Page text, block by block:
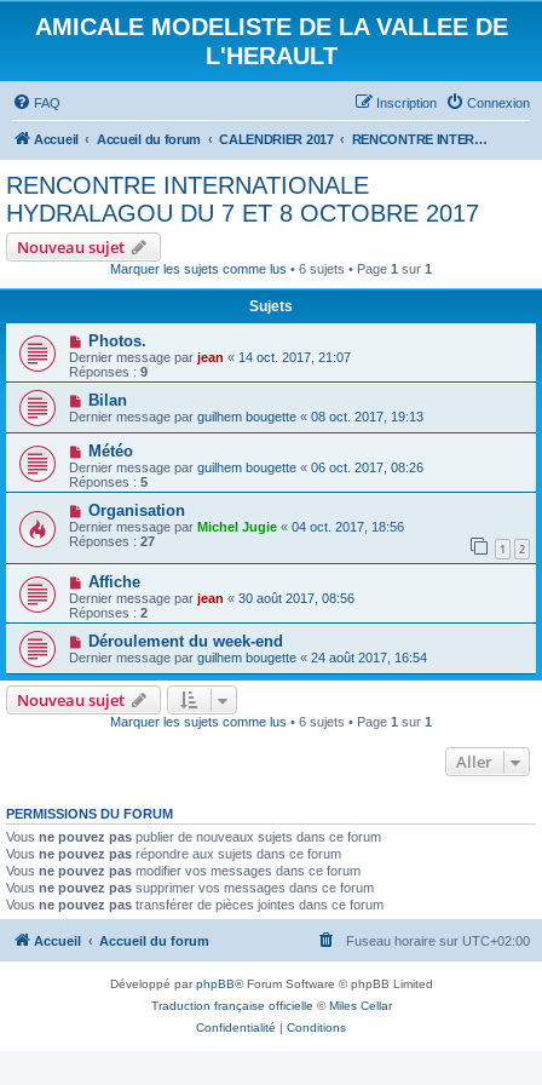
AMICALE MODELISTE DE LA VALLEE DE
L'HERAULT
FAQ Connexion
Inscription
Accueil Accueil du forum CALENDRIER 2017 RENCONTRE INTERNATIONALE HYDRALAGOU DU 7 ET 8 OCTOBRE 2017
RENCONTRE INTERNATIONALE
HYDRALAGOU DU 7 ET 8 OCTOBRE 2017
Nouveau sujet
Marquer les sujets comme lus • 6 sujets • Page 1 sur 1
Sujets
Photos.
Dernier message par jean « 14 oct. 2017, 21:07
Réponses : 9
Bilan
Dernier message par guilhem bougette « 08 oct. 2017, 19:13
Météo
Dernier message par guilhem bougette « 06 oct. 2017, 08:26
Réponses : 5
Organisation
Dernier message par Michel Jugie « 04 oct. 2017, 18:56
Réponses : 27 1 2
Affiche
Dernier message par jean « 30 août 2017, 08:56
Réponses : 2
Déroulement du week-end
Dernier message par guilhem bougette « 24 août 2017, 16:54
Nouveau sujet
Marquer les sujets comme lus • 6 sujets • Page 1 sur 1
Aller
PERMISSIONS DU FORUM
Vous ne pouvez pas publier de nouveaux sujets dans ce forum
Vous ne pouvez pas répondre aux sujets dans ce forum
Vous ne pouvez pas modifier vos messages dans ce forum
Vous ne pouvez pas supprimer vos messages dans ce forum
Vous ne pouvez pas transférer de pièces jointes dans ce forum
Accueil Accueil du forum Fuseau horaire sur UTC+02:00
Développé parphpBB® Forum Software © phpBB Limited
Traduction française officielle ©Miles Cellar
Confidentialité | Conditions